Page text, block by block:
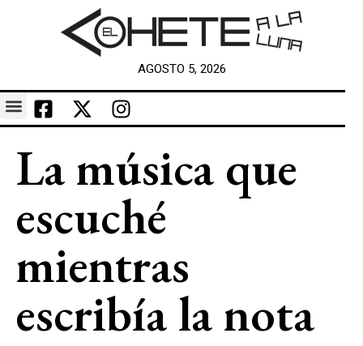
AGOSTO 5, 2026
La música que
escuché
mientras
escribía la nota